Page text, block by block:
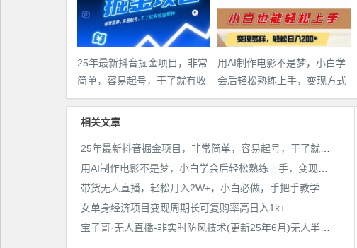
25年最新抖音掘金项目，非常
简单，容易起号，干了就有收
益那种
用AI制作电影不是梦，小白学
会后轻松熟练上手，变现方式
多样，日入2张+
相关文章
25年最新抖音掘金项目，非常简单，容易起号，干了就有收益那种
用AI制作电影不是梦，小白学会后轻松熟练上手，变现方式多样，日入2张+
带货无人直播，轻松月入2W+，小白必做，手把手教学，无脑操作(附学习资料)
女单身经济项目变现周期长可复购率高日入1k+
宝子哥·无人直播-非实时防风技术(更新25年6月)无人半无人直播